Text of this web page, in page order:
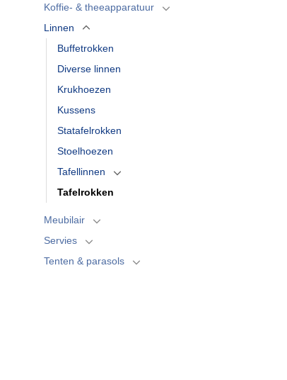
Koffie- & theeapparatuur
Linnen
Buffetrokken
Diverse linnen
Krukhoezen
Kussens
Statafelrokken
Stoelhoezen
Tafellinnen
Tafelrokken
Meubilair
Servies
Tenten & parasols